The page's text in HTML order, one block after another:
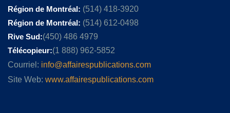
Région de Montréal: (514) 418-3920
Région de Montréal: (514) 612-0498
Rive Sud:(450) 486 4979
Télécopieur:(1 888) 962-5852
Courriel: info@affairespublications.com
Site Web: www.affairespublications.com